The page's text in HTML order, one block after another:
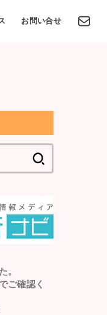
お問い合せ
。
ご確認く